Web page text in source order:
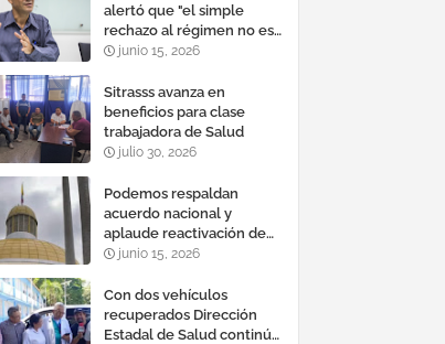
alertó que "el simple
rechazo al régimen no es
suficiente para lograr un
efectivo"
junio 15, 2026
Sitrasss avanza en
beneficios para clase
trabajadora de Salud
julio 30, 2026
Podemos respaldan
acuerdo nacional y
aplaude reactivación de
Tocoma con la
megavatios al sistema
eléctrico nacional
junio 15, 2026
Con dos vehículos
recuperados Dirección
Estadal de Salud continúa